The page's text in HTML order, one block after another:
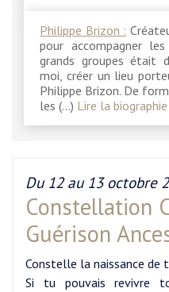
Philippe Brizon :
pour accompagner
grands groupes était
moi, créer un lieu
Philippe Brizon. De
les (…) Lire la
Du 12 au 13 octobre
Constellation
Guérison
Constelle la naissance de
Si tu pouvais revivre